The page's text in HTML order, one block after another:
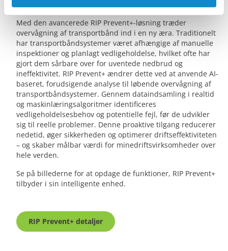
Med den avancerede RIP Prevent+-løsning træder
overvågning af transportbånd ind i en ny æra. Traditionelt
har transportbåndsystemer været afhængige af manuelle
inspektioner og planlagt vedligeholdelse, hvilket ofte har
gjort dem sårbare over for uventede nedbrud og
ineffektivitet. RIP Prevent+ ændrer dette ved at anvende AI-
baseret, forudsigende analyse til løbende overvågning af
transportbåndsystemer. Gennem dataindsamling i realtid
og maskinlæringsalgoritmer identificeres
vedligeholdelsesbehov og potentielle fejl, før de udvikler
sig til reelle problemer. Denne proaktive tilgang reducerer
nedetid, øger sikkerheden og optimerer driftseffektiviteten
– og skaber målbar værdi for minedriftsvirksomheder over
hele verden.
Se på billederne for at opdage de funktioner, RIP Prevent+
tilbyder i sin intelligente enhed.
RIP Prevent+ detaljer